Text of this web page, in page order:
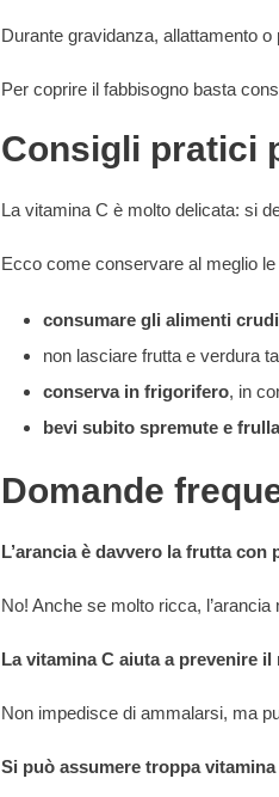
Durante gravidanza, allattamento
Per coprire il fabbisogno basta
Consigli pratici
La vitamina C è molto delicata: si
Ecco come conservare al meglio
consumare gli alimenti crudi
non lasciare frutta e verdura
conserva in frigorifero, in
bevi subito spremute e
Domande
L’arancia è davvero la frutta con
No! Anche se molto ricca,
La vitamina C aiuta a prevenire
Non impedisce di ammalarsi, ma
Si può assumere troppa vitamina